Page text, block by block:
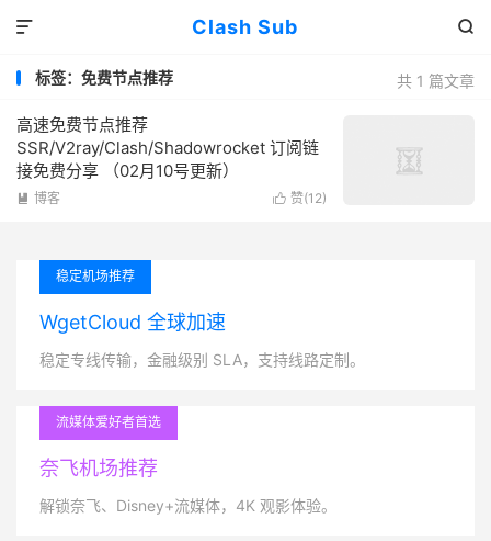
Clash Sub 

共 1 篇文章
标签：免费节点推荐
高速免费节点推荐
SSR/V2ray/Clash/Shadowrocket 订阅链
接免费分享 （02月10号更新）
 赞(12)
 博客
稳定机场推荐
WgetCloud 全球加速
稳定专线传输，金融级别 SLA，支持线路定制。
流媒体爱好者首选
奈飞机场推荐
解锁奈飞、Disney+流媒体，4K 观影体验。